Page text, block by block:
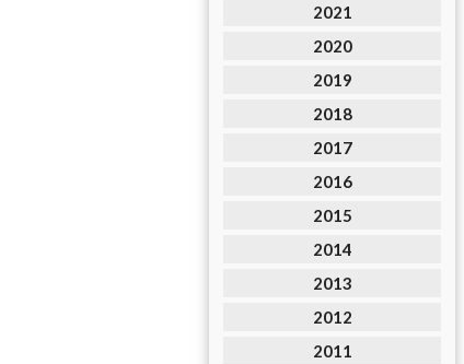
2021
2020
2019
2018
2017
2016
2015
2014
2013
2012
2011